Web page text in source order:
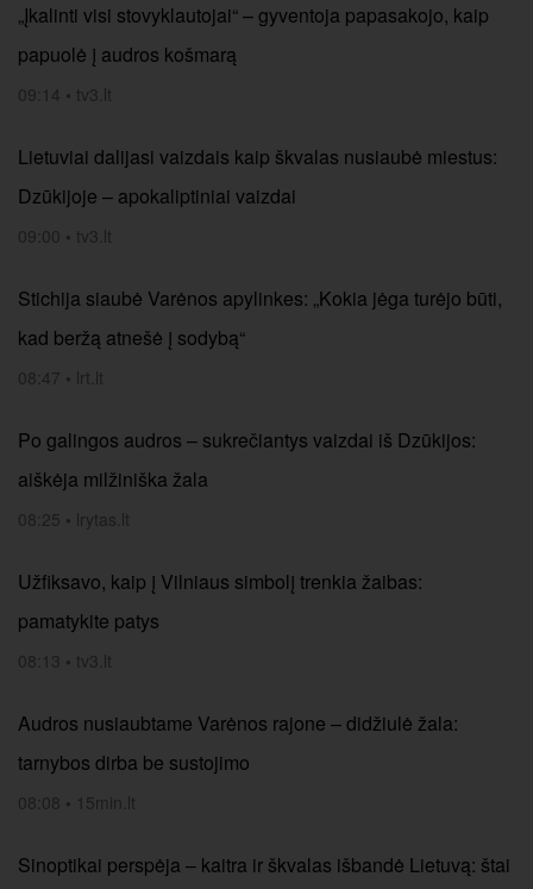
„Įkalinti visi stovyklautojai“ – gyventoja papasakojo, kaip
papuolė į audros košmarą
09:14 • tv3.lt
Lietuviai dalijasi vaizdais kaip škvalas nusiaubė miestus:
Dzūkijoje – apokaliptiniai vaizdai
09:00 • tv3.lt
Stichija siaubė Varėnos apylinkes: „Kokia jėga turėjo būti,
kad beržą atnešė į sodybą“
08:47 • lrt.lt
Po galingos audros – sukrečiantys vaizdai iš Dzūkijos:
aiškėja milžiniška žala
08:25 • lrytas.lt
Užfiksavo, kaip į Vilniaus simbolį trenkia žaibas:
pamatykite patys
08:13 • tv3.lt
Audros nusiaubtame Varėnos rajone – didžiulė žala:
tarnybos dirba be sustojimo
08:08 • 15min.lt
Sinoptikai perspėja – kaitra ir škvalas išbandė Lietuvą: štai